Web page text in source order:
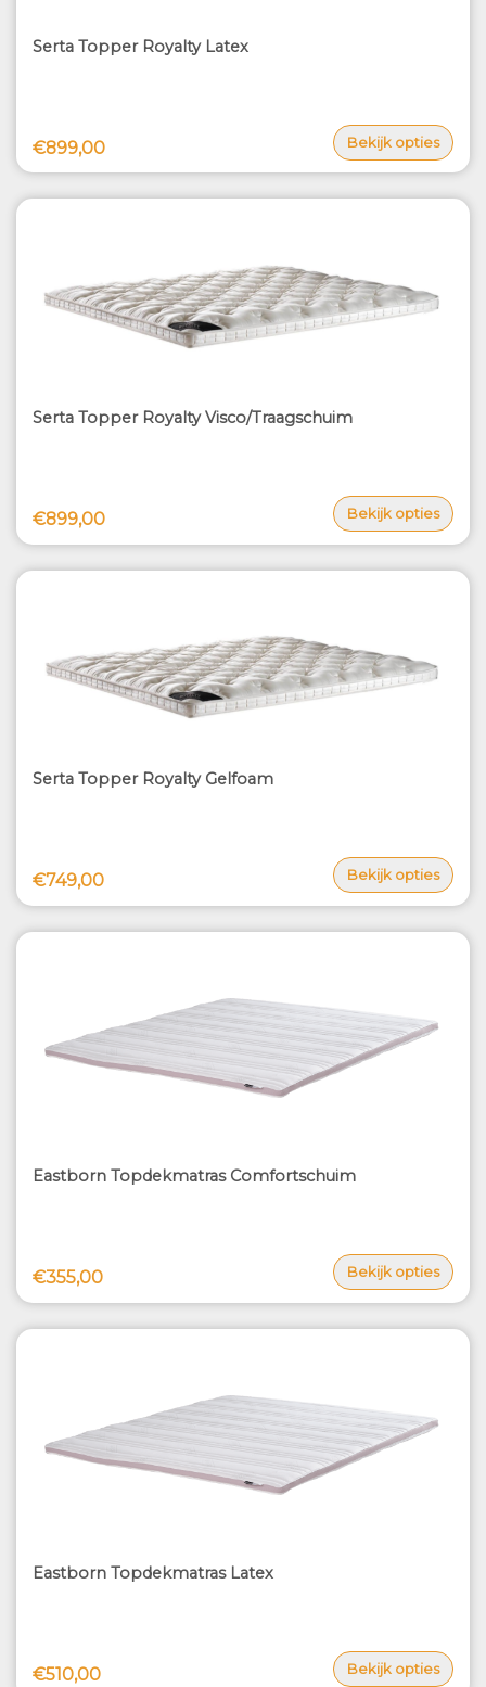
Serta Topper Royalty Latex
€899,00 Bekijk opties
Serta Topper Royalty Visco/Traagschuim
€899,00 Bekijk opties
Serta Topper Royalty Gelfoam
€749,00 Bekijk opties
Eastborn Topdekmatras Comfortschuim
€355,00 Bekijk opties
Eastborn Topdekmatras Latex
€510,00 Bekijk opties